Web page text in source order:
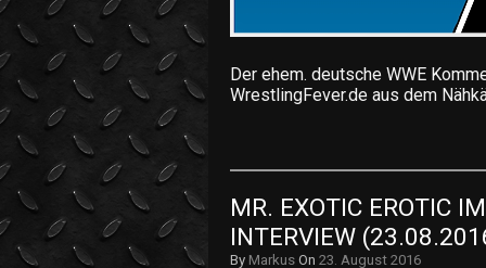
Der ehem. deutsche WWE
WrestlingFever.de aus dem
MR. EXOTIC EROTIC
INTERVIEW
By Markus On 23. August 2016